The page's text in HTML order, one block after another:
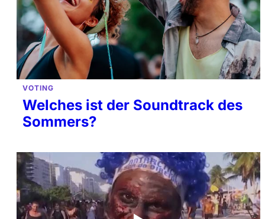
VOTING
Welches ist der Soundtrack des
Sommers?